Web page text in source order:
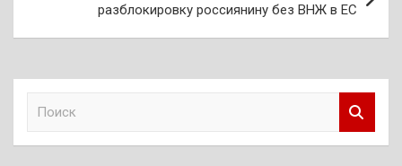
разблокировку россиянину без ВНЖ в ЕС